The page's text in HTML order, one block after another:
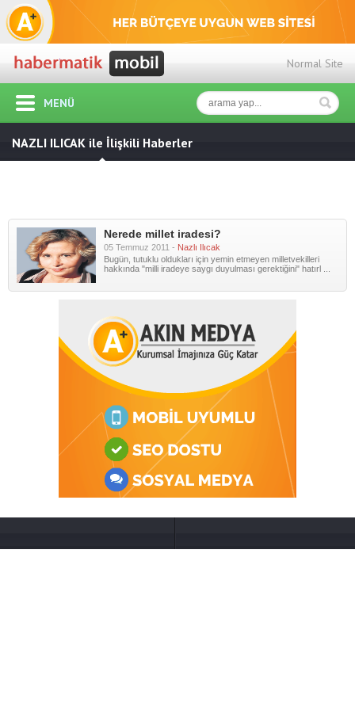
Normal Site
MENÜ
NAZLI ILICAK ile İlişkili Haberler
Nerede millet iradesi?
05 Temmuz 2011 - Nazlı Ilıcak
Bugün, tutuklu oldukları için yemin etmeyen milletvekilleri
hakkında "milli iradeye saygı duyulması gerektiğini" hatırl ...